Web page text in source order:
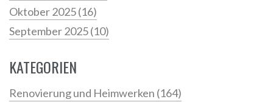
Oktober 2025(16)
September 2025(10)
KATEGORIEN
Renovierung und Heimwerken (164)